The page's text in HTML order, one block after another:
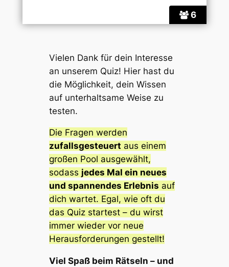
6
Vielen Dank für dein Interesse
an unserem Quiz! Hier hast du
die Möglichkeit, dein Wissen
auf unterhaltsame Weise zu
testen.
Die Fragen werden
zufallsgesteuert aus einem
großen Pool ausgewählt,
sodass jedes Mal ein neues
und spannendes Erlebnis auf
dich wartet. Egal, wie oft du
das Quiz startest – du wirst
immer wieder vor neue
Herausforderungen gestellt!
Viel Spaß beim Rätseln – und